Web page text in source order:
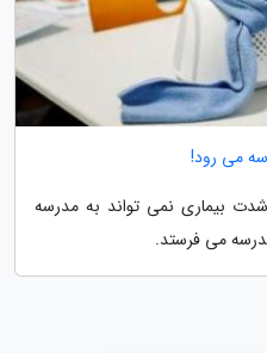
می رود!
شدت بیماری نمی تواند به مدرسه
می فرستد.